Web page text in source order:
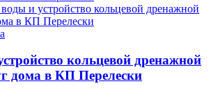
кольцевой дренажной
дома в КП Перелески